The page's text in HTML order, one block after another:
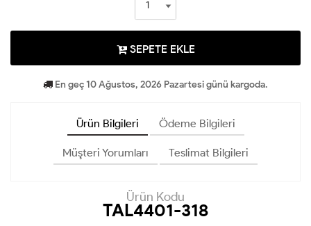
SEPETE EKLE
En geç 10 Ağustos, 2026 Pazartesi günü kargoda.
Ürün Bilgileri Ödeme Bilgileri
Müşteri Yorumları Teslimat Bilgileri
Ürün Kodu
TAL4401-318